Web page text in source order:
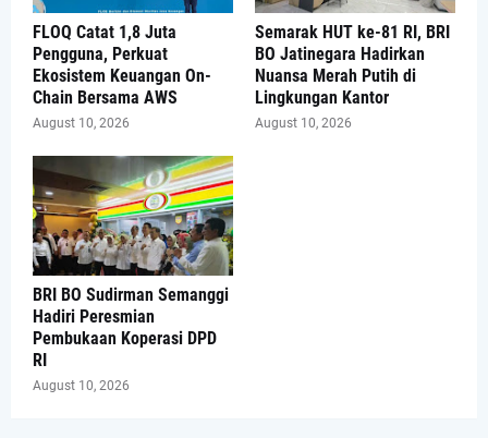
FLOQ Catat 1,8 Juta
Pengguna, Perkuat
Ekosistem Keuangan On-
Chain Bersama AWS
August 10, 2026
Semarak HUT ke-81 RI, BRI
BO Jatinegara Hadirkan
Nuansa Merah Putih di
Lingkungan Kantor
August 10, 2026
BRI BO Sudirman Semanggi
Hadiri Peresmian
Pembukaan Koperasi DPD
RI
August 10, 2026